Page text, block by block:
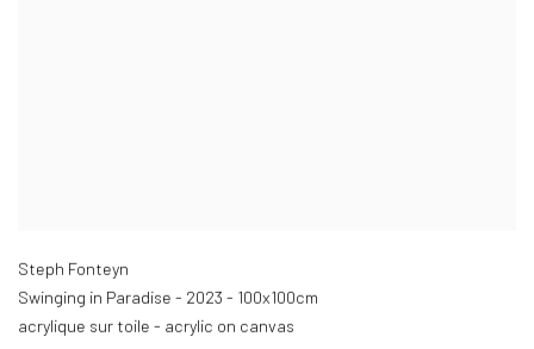
Steph Fonteyn
Swinging in Paradise - 2023 - 100x100cm
acrylique sur toile - acrylic on canvas